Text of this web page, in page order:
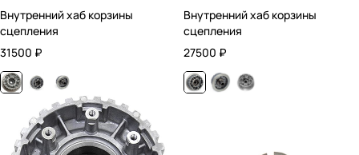
Внутренний хаб корзины
сцепления
31500 ₽
Внутренний хаб корзины
сцепления
27500 ₽